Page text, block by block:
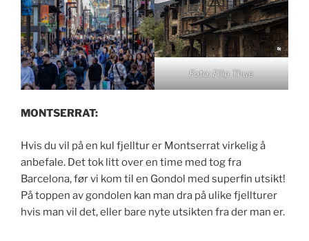
Foto: Filip Thue
MONTSERRAT:
Hvis du vil på en kul fjelltur er Montserrat virkelig å
anbefale. Det tok litt over en time med tog fra
Barcelona, før vi kom til en Gondol med superfin utsikt!
På toppen av gondolen kan man dra på ulike fjellturer
hvis man vil det, eller bare nyte utsikten fra der man er.